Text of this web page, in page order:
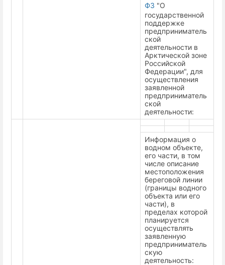
ФЗ "О
государственной
поддержке
предприниматель
ской
деятельности в
Арктической зоне
Российской
Федерации", для
осуществления
заявленной
предприниматель
ской
деятельности:
Информация о
водном объекте,
его части, в том
числе описание
местоположения
береговой линии
(границы водного
объекта или его
части), в
пределах которой
планируется
осуществлять
заявленную
предприниматель
скую
деятельность: